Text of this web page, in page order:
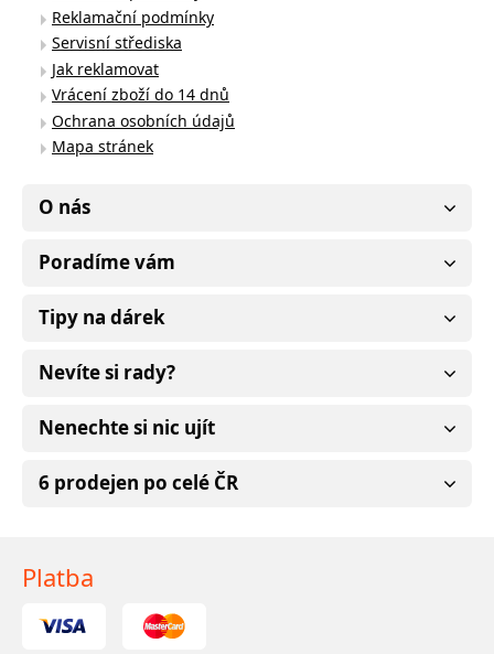
Reklamační podmínky
Servisní střediska
Jak reklamovat
Vrácení zboží do 14 dnů
Ochrana osobních údajů
Mapa stránek
O nás
Poradíme vám
Tipy na dárek
Nevíte si rady?
Nenechte si nic ujít
6 prodejen po celé ČR
Platba